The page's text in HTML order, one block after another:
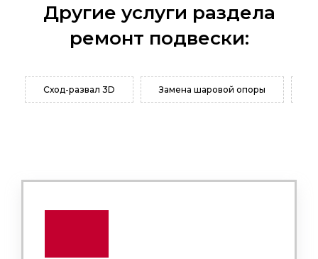
Другие услуги раздела
ремонт подвески:
Сход-развал 3D Замена шаровой опоры